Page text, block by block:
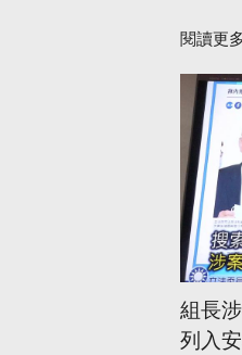
閱讀更
組長
列入